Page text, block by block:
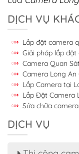
DỊCH VỤ
Lắp đặt camera
Giải pháp lắp
Camera Quan
Camera Long An
Lắp Camera tại
Lắp Đặt Camera
Sửa chữa
DỊCH VỤ